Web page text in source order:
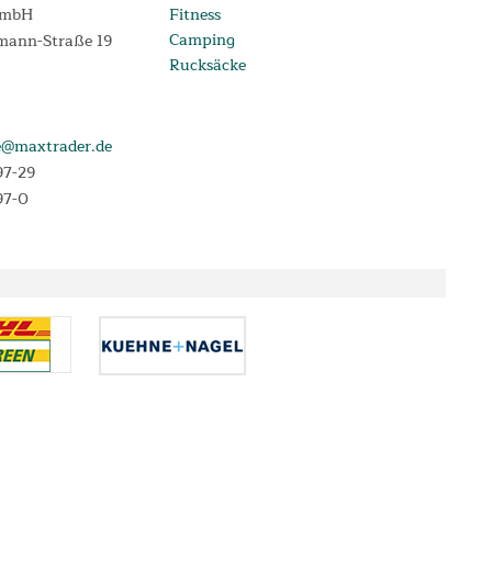
Straße 19
29
0
Fitness
Camping
Rucksäcke